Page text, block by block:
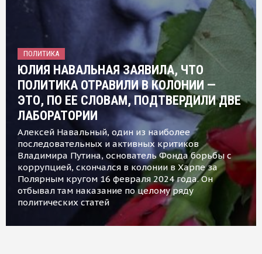
ПОЛИТИКА
ЮЛИЯ НАВАЛЬНАЯ ЗАЯВИЛА, ЧТО
ПОЛИТИКА ОТРАВИЛИ В КОЛОНИИ —
ЭТО, ПО ЕЕ СЛОВАМ, ПОДТВЕРДИЛИ ДВЕ
ЛАБОРАТОРИИ
Алексей Навальный, один из наиболее
последовательных и активных критиков
Владимира Путина, основатель Фонда борьбы с
коррупцией, скончался в колонии в Харпе за
Полярным кругом 16 февраля 2024 года. Он
отбывал там наказание по целому ряду
политических статей